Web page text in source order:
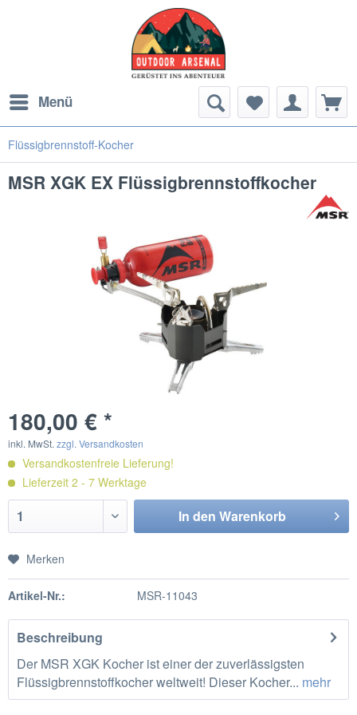
Menü
Flüssigbrennstoff-Kocher
MSR XGK EX Flüssigbrennstoffkocher
180,00 € *
inkl. MwSt. zzgl. Versandkosten
Versandkostenfreie Lieferung!
Lieferzeit 2 - 7 Werktage
In den Warenkorb
Merken
Artikel-Nr.: MSR-11043
Beschreibung
Der MSR XGK Kocher ist einer der zuverlässigsten
Flüssigbrennstoffkocher weltweit! Dieser Kocher... mehr